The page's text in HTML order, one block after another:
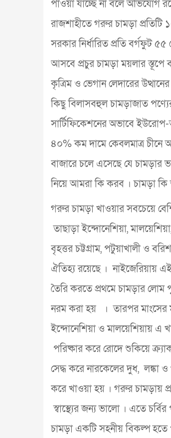
পাওয়া যাচ্ছে না বলে অভিযোগ
রাজশাহীতে গরুর চামড়া প্রতিটি
সরকার নির্ধারিত প্রতি বর্গফুট
আসবে প্রচুর চামড়া ময়লার স্তূপে
কৃত্রিম ও ভেগান লেদারের
কিছু বিলাসবহুল চামড়াজাত
সার্টিফিকেশনের অভাবে
৪০% কম দামে কেবলমাত্র চীনে
বাজারে চলে এসেছে যে চামড়ার
নিয়ে আমরা কি করব । চামড়া
গরুর চামড়া খাওয়ার সবচেয়ে
তাছাড়া ইন্দোনেশিয়া,
বৃহত্তর চট্টগ্রাম, পটুয়াখালী ও
ঐতিহ্য রয়েছে । নাইজেরিয়ায়
তৈরি করতে প্রথমে চামড়ার লোম
নরম করা হয় ‌ । তারপর মাংসের
ইন্দোনেশিয়া ও মালয়েশিয়ায় এ
পরিষ্কার করে রোদে শুকিয়ে
সেদ্ধ করে নারকেলের দুধ, লঙ্কা
করে খাওয়া হয় । গরুর চামড়ায়
স্বাস্থ্যের জন্য ভালো । এতে
চামড়া একটি সহনীয় বিকল্প হতে